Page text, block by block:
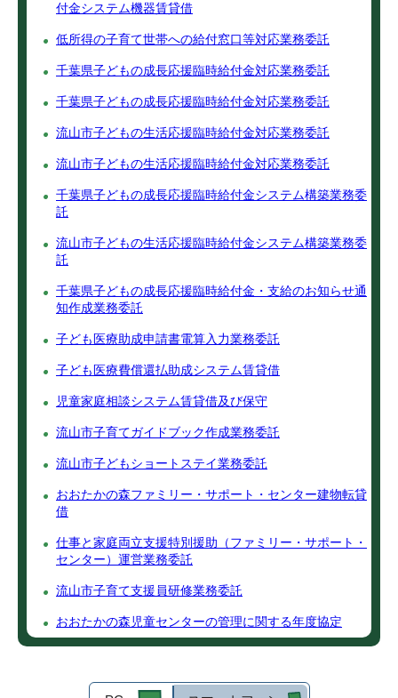
付金システム機器賃貸借
低所得の子育て世帯への給付窓口等対応業務委託
千葉県子どもの成長応援臨時給付金対応業務委託
千葉県子どもの成長応援臨時給付金対応業務委託
流山市子どもの生活応援臨時給付金対応業務委託
流山市子どもの生活応援臨時給付金対応業務委託
千葉県子どもの成長応援臨時給付金システム構築業務委
託
流山市子どもの生活応援臨時給付金システム構築業務委
託
千葉県子どもの成長応援臨時給付金・支給のお知らせ通
知作成業務委託
子ども医療助成申請書電算入力業務委託
子ども医療費償還払助成システム賃貸借
児童家庭相談システム賃貸借及び保守
流山市子育てガイドブック作成業務委託
流山市子どもショートステイ業務委託
おおたかの森ファミリー・サポート・センター建物転貸
借
仕事と家庭両立支援特別援助（ファミリー・サポート・
センター）運営業務委託
流山市子育て支援員研修業務委託
おおたかの森児童センターの管理に関する年度協定